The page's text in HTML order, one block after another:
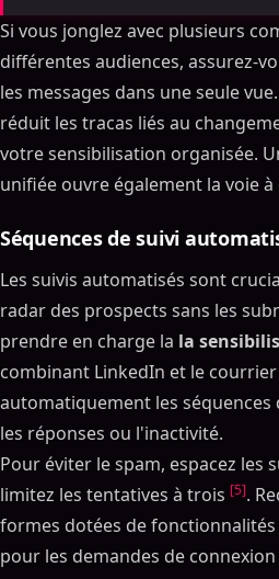
Si vous jonglez avec plusieurs
différentes audiences, assurez-
les messages dans une seule
réduit les tracas liés au
votre sensibilisation organisée.
unifiée ouvre également la voie
Séquences de suivi
Les suivis automatisés sont
radar des prospects sans les
prendre en charge la la
combinant LinkedIn et le
automatiquement les
les réponses ou l'inactivité.
Pour éviter le spam, espacez les
limitez les tentatives à trois [5].
formes dotées de fonctionnalités
pour les demandes de